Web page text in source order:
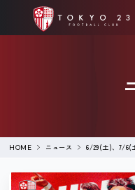
HOME ニュース 6/29(土)、7/6(